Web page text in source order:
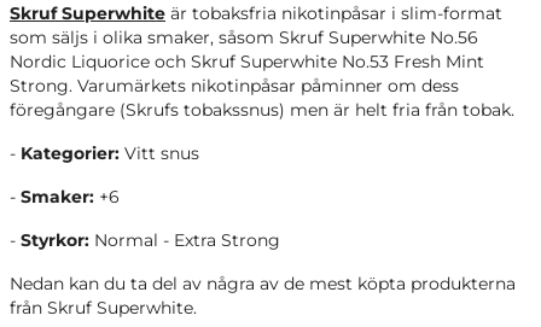
Skruf Superwhite är tobaksfria nikotinpåsar i slim-format
som säljs i olika smaker, såsom Skruf Superwhite No.56
Nordic Liquorice och Skruf Superwhite No.53 Fresh Mint
Strong. Varumärkets nikotinpåsar påminner om dess
föregångare (Skrufs tobakssnus) men är helt fria från tobak.
- Kategorier: Vitt snus
- Smaker: +6
- Styrkor: Normal - Extra Strong
Nedan kan du ta del av några av de mest köpta produkterna
från Skruf Superwhite.